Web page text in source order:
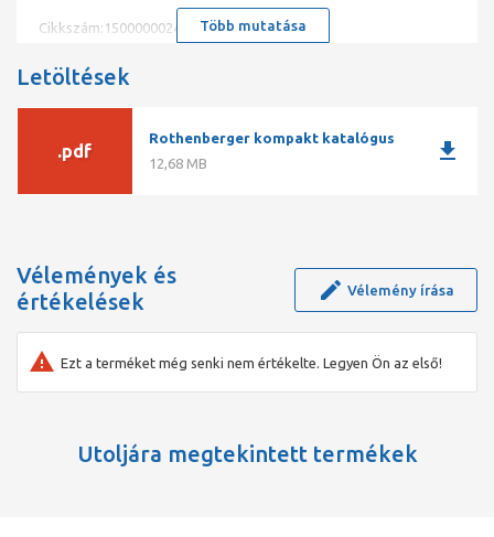
Cikkszám:1500000024
A színkódoknak (kék, piros, sárga) köszönhetően nem
cserélhető össze, és biztonságos a munkavégzés Teflon
repesztő nyomás R32 és R744 hűtőközeghez is
használható (szubkritikus)
Több mutatása
Letöltések
.pdf
Rothenberger kompakt katalógus
12,68 MB
download
Vélemények és
értékelések
Vélemény írása
Ezt a terméket még senki nem értékelte. Legyen Ön az első!
Utoljára megtekintett termékek